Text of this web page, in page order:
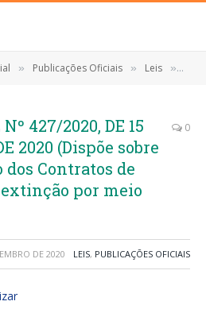
» Publicações Oficiais » Leis »
427/2020, DE 15
2020 (Dispõe sobre
dos Contratos de
por meio
0
DE 2020 LEIS, PUBLICAÇÕES OFICIAIS